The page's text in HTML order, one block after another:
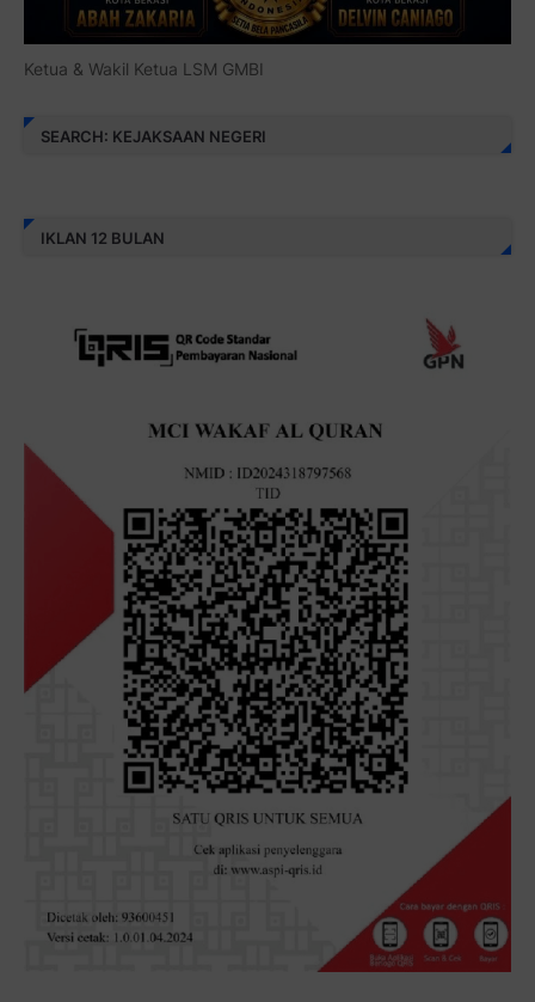
Ketua & Wakil Ketua LSM GMBI
SEARCH: KEJAKSAAN NEGERI
IKLAN 12 BULAN